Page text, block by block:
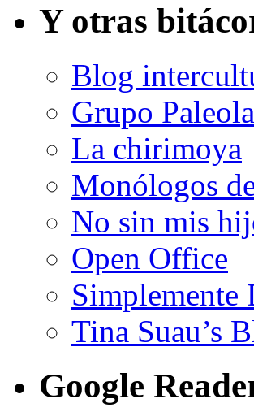
Y otras
Blog
Grupo
La chirimoya
Monólogos
No sin mis
Open Office
Tina Suau’s
Google